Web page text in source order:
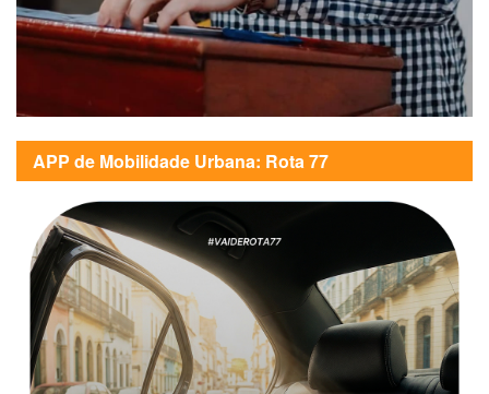
APP de Mobilidade Urbana: Rota 77